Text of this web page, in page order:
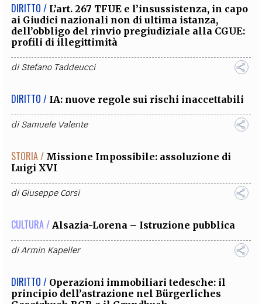
DIRITTO / L’art. 267 TFUE e l’insussistenza, in capo
ai Giudici nazionali non di ultima istanza,
dell’obbligo del rinvio pregiudiziale alla CGUE:
profili di illegittimità
diStefano Taddeucci
DIRITTO / IA: nuove regole sui rischi inaccettabili
diSamuele Valente
STORIA / Missione Impossibile: assoluzione di
Luigi XVI
diGiuseppe Corsi
CULTURA / Alsazia-Lorena – Istruzione pubblica
diArmin Kapeller
DIRITTO / Operazioni immobiliari tedesche: il
principio dell’astrazione nel Bürgerliches